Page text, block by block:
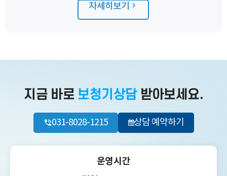
자세히보기
지금 바로 보청기상담받아보세요.
031-8028-1215 상담 예약하기
운영시간